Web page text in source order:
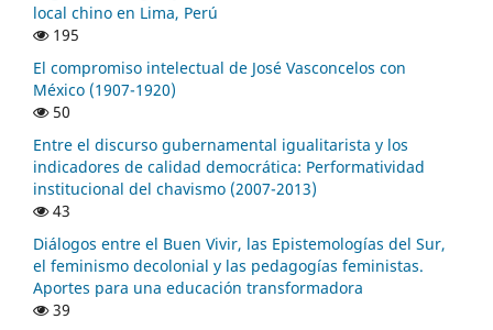
local chino en Lima, Perú
195
El compromiso intelectual de José Vasconcelos con
México (1907-1920)
50
Entre el discurso gubernamental igualitarista y los
indicadores de calidad democrática: Performatividad
institucional del chavismo (2007-2013)
43
Diálogos entre el Buen Vivir, las Epistemologías del Sur,
el feminismo decolonial y las pedagogías feministas.
Aportes para una educación transformadora
39